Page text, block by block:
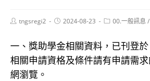
Posttngsregi2
Post2024-08-23
Post00.一般訊息 /
一、獎助學金相關資料，已刊登
相關申請資格及條件請有申請需
網瀏覽。